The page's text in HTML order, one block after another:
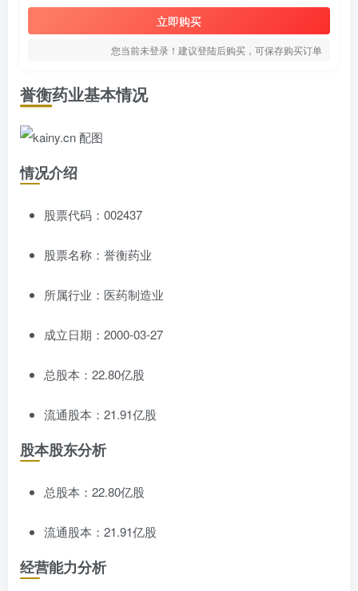
立即购买
您当前未登录！建议登陆后购买，可保存购买订单
誉衡药业基本情况
情况介绍
股票代码：002437
股票名称：誉衡药业
所属行业：医药制造业
成立日期：2000-03-27
总股本：22.80亿股
流通股本：21.91亿股
股本股东分析
总股本：22.80亿股
流通股本：21.91亿股
经营能力分析